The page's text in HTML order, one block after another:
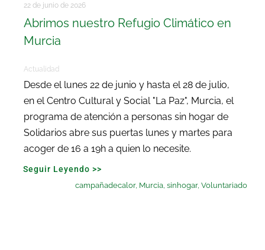
22 de junio de 2026
Abrimos nuestro Refugio Climático en
Murcia
Actualidad
Desde el lunes 22 de junio y hasta el 28 de julio,
en el Centro Cultural y Social "La Paz", Murcia, el
programa de atención a personas sin hogar de
Solidarios abre sus puertas lunes y martes para
acoger de 16 a 19h a quien lo necesite.
Seguir Leyendo >>
campañadecalor, Murcia ,sinhogar,Voluntariado